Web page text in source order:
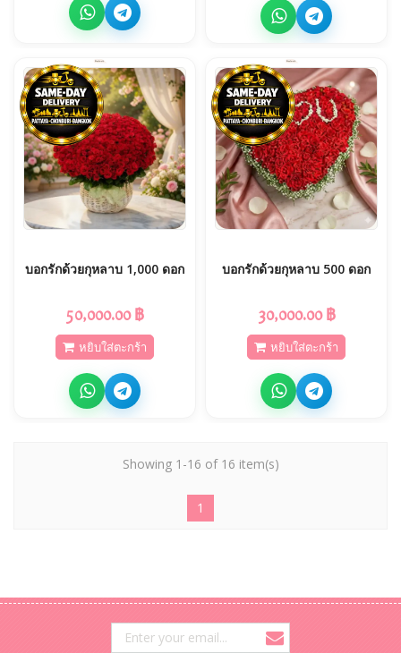
บอกรักด้วยกุหลาบ 1,000 ดอก
50,000.00 ฿
หยิบใส่ตะกร้า
บอกรักด้วยกุหลาบ 500 ดอก
30,000.00 ฿
หยิบใส่ตะกร้า
Showing 1-16 of 16 item(s)
1